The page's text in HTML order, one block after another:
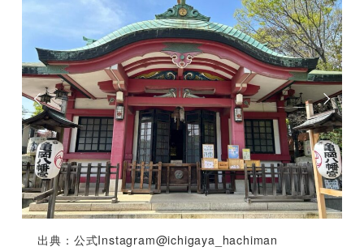
出典：公式Instagram@ichigaya_hachiman